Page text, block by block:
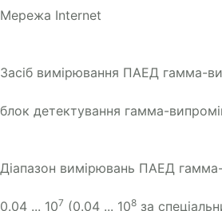
Мережа Internet
Засіб вимірювання ПАЕД гамма-
блок детектування гамма-
Діапазон вимірювань ПАЕД
0.04 ... 107 (0.04 ... 108 за